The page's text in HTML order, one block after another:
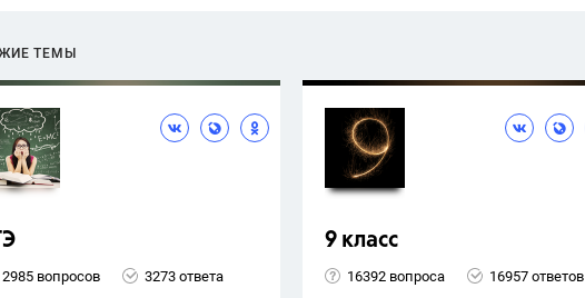
ТЕМЫ
2985 вопросов 3273 ответа
9 класс
16392 вопроса 16957 ответов